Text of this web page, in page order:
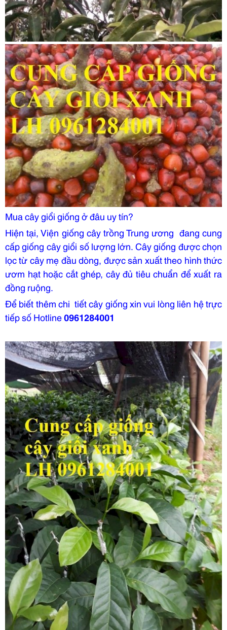
Mua cây giổi giống ở đâu uy tín?
Hiện tại, Viện giống cây trồng Trung ương đang cung
cấp giống cây giổi số lượng lớn. Cây giống được chọn
lọc từ cây mẹ đầu dòng, được sản xuất theo hình thức
ươm hạt hoặc cắt ghép, cây đủ tiêu chuẩn để xuất ra
đồng ruộng.
Để biết thêm chi tiết cây giống xin vui lòng liên hệ trực
tiếp số Hotline0961284001